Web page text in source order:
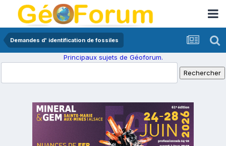
Demandes d' identification de fossiles
Principaux sujets de Géoforum.